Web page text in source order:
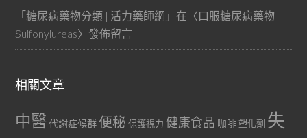
「糖尿病藥物分類 | 活力藥師網 」在〈口服糖尿病藥物
Sulfonylureas〉發佈留言
相關文章
中醫代謝症候群 便秘 保護視力 健康食品 咖啡 塑化劑 失